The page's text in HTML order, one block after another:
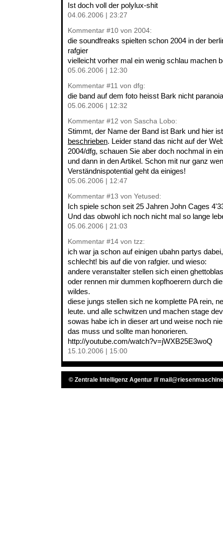
Ist doch voll der polylux-shit
04.06.2006 | 23:27
Kommentar #10 von 2004:
die soundfreaks spielten schon 2004 in der
rafgier
vielleicht vorher mal ein wenig schlau machen
05.06.2006 | 12:30
Kommentar #11 von dfg:
die band auf dem foto heisst Bark nicht paranoia
05.06.2006 | 12:32
Kommentar #12 von Sascha Lobo:
Stimmt, der Name der Band ist Bark und hier
beschrieben. Leider stand das nicht auf der
2004/dfg, schauen Sie aber doch nochmal in
und dann in den Artikel. Schon mit nur ganz
Verständnispotential geht da einiges!
05.06.2006 | 12:47
Kommentar #13 von Yetused:
Ich spiele schon seit 25 Jahren John Cages
Und das obwohl ich noch nicht mal so lange
05.06.2006 | 21:03
Kommentar #14 von tzz:
ich war ja schon auf einigen ubahn partys
schlecht! bis auf die von rafgier. und wieso:
andere veranstalter stellen sich einen
oder rennen mir dummen kopfhoerern durch
wildes.
diese jungs stellen sich ne komplette PA rein,
leute. und alle schwitzen und machen stage
sowas habe ich in dieser art und weise noch
das muss und sollte man honorieren.
http://youtube.com/watch?v=jWXB25E3woQ
15.10.2006 | 15:00
© Zentrale Intelligenz Agentur ///